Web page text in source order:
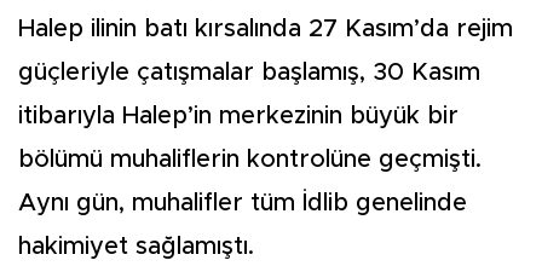
Halep ilinin batı kırsalında 27 Kasım’da rejim
güçleriyle çatışmalar başlamış, 30 Kasım
itibarıyla Halep’in merkezinin büyük bir
bölümü muhaliflerin kontrolüne geçmişti.
Aynı gün, muhalifler tüm İdlib genelinde
hakimiyet sağlamıştı.